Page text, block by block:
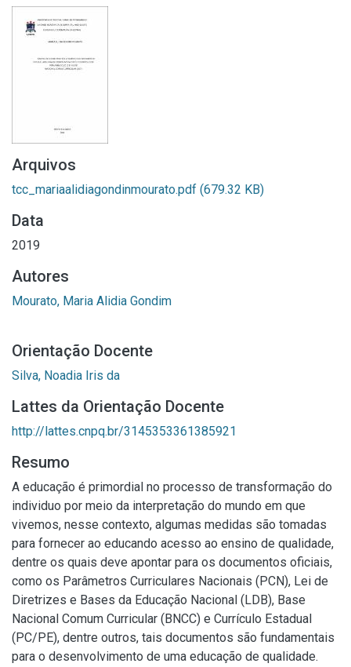
Arquivos
tcc_mariaalidiagondinmourato.pdf (679.32 KB)
Data
2019
Autores
Mourato, Maria Alidia Gondim
Orientação Docente
Silva, Noadia Iris da
Lattes da Orientação Docente
http://lattes.cnpq.br/3145353361385921
Resumo
A educação é primordial no processo de transformação do
individuo por meio da interpretação do mundo em que
vivemos, nesse contexto, algumas medidas são tomadas
para fornecer ao educando acesso ao ensino de qualidade,
dentre os quais deve apontar para os documentos oficiais,
como os Parâmetros Curriculares Nacionais (PCN), Lei de
Diretrizes e Bases da Educação Nacional (LDB), Base
Nacional Comum Curricular (BNCC) e Currículo Estadual
(PC/PE), dentre outros, tais documentos são fundamentais
para o desenvolvimento de uma educação de qualidade.